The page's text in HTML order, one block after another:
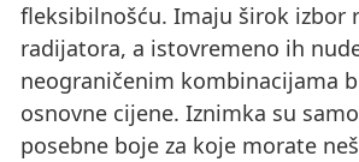
fleksibilnošću. Imaju širok izbor
radijatora, a istovremeno ih
neograničenim kombinacijama
osnovne cijene. Iznimka su
posebne boje za koje morate